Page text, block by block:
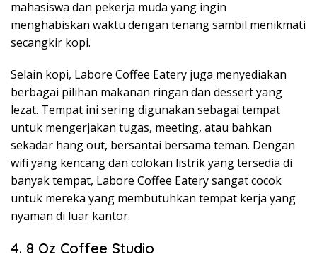
mahasiswa dan pekerja muda yang ingin
menghabiskan waktu dengan tenang sambil menikmati
secangkir kopi.
Selain kopi, Labore Coffee Eatery juga menyediakan
berbagai pilihan makanan ringan dan dessert yang
lezat. Tempat ini sering digunakan sebagai tempat
untuk mengerjakan tugas, meeting, atau bahkan
sekadar hang out, bersantai bersama teman. Dengan
wifi yang kencang dan colokan listrik yang tersedia di
banyak tempat, Labore Coffee Eatery sangat cocok
untuk mereka yang membutuhkan tempat kerja yang
nyaman di luar kantor.
4. 8 Oz Coffee Studio